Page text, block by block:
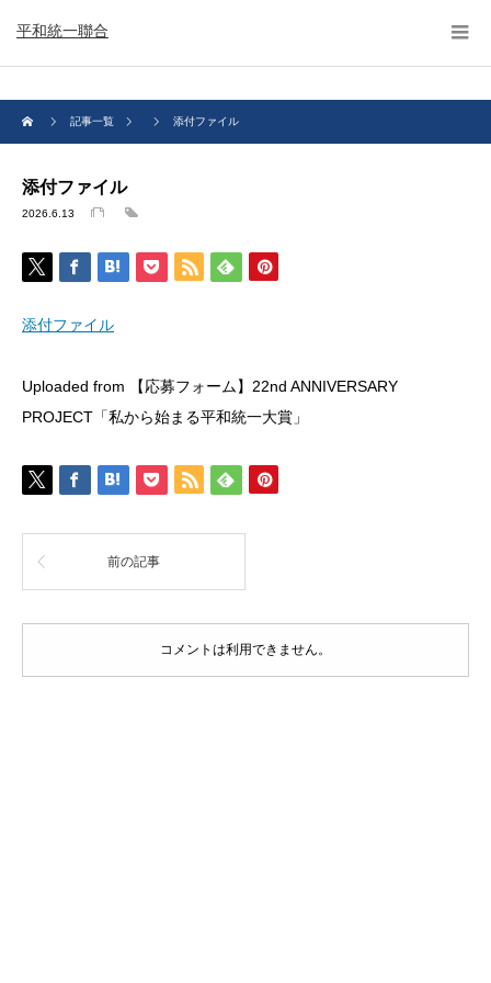
平和統一聯合
記事一覧 添付ファイル
添付ファイル
2026.6.13
添付ファイル
Uploaded from 【応募フォーム】22nd ANNIVERSARY
PROJECT「私から始まる平和統一大賞」
前の記事
コメントは利用できません。